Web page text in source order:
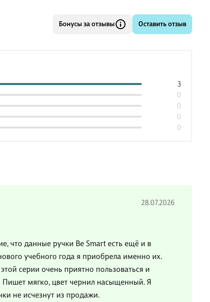
Бонусы за отзывы Оставить отзыв
0
0
0
0
3
28.07.2026
что данные ручки Be Smart есть ещё и в
учебного года я приобрела именно их.
серии очень приятно пользоваться и
Пишет мягко, цвет чернил насыщенный. Я
не исчезнут из продажи.